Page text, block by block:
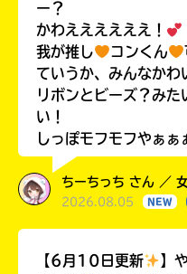
ー？
かわええええええ！
我が推し
コンくん
ていうか、みんなかわ
リボンとビーズ？み
い！
しっぽモフモフやぁぁ
ちーちっち さん ／
2026.08.05 NEW
【6月10日更新
】